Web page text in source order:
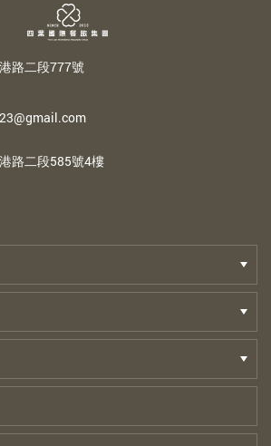
路二段777號
路二段585號4樓